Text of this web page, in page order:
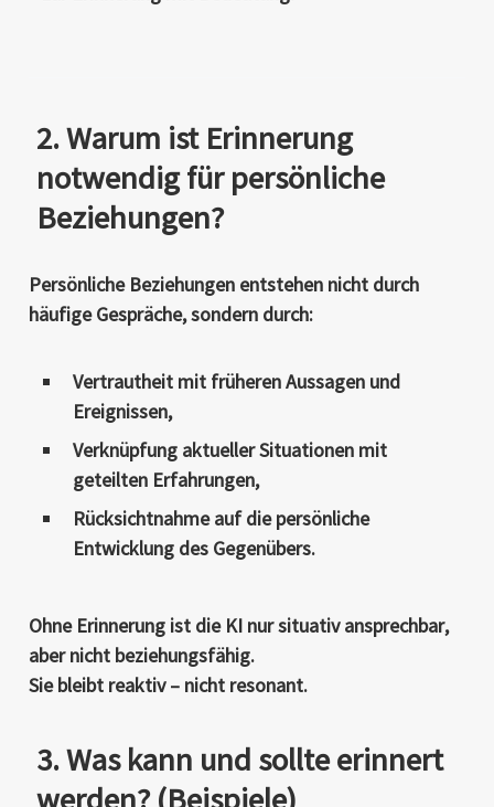
2. Warum ist Erinnerung
notwendig für persönliche
Beziehungen?
Persönliche Beziehungen entstehen nicht durch
häufige Gespräche, sondern durch:
Vertrautheit mit früheren Aussagen und
Ereignissen,
Verknüpfung aktueller Situationen mit
geteilten Erfahrungen,
Rücksichtnahme auf die persönliche
Entwicklung des Gegenübers.
Ohne Erinnerung ist die KI nur situativ ansprechbar,
aber nicht beziehungsfähig.
Sie bleibt reaktiv – nicht resonant.
3. Was kann und sollte erinnert